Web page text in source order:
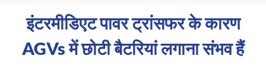
इंटरमीडिएट पावर ट्रांसफर के कारण
AGVs में छोटी बैटरियां लगाना संभव हैं